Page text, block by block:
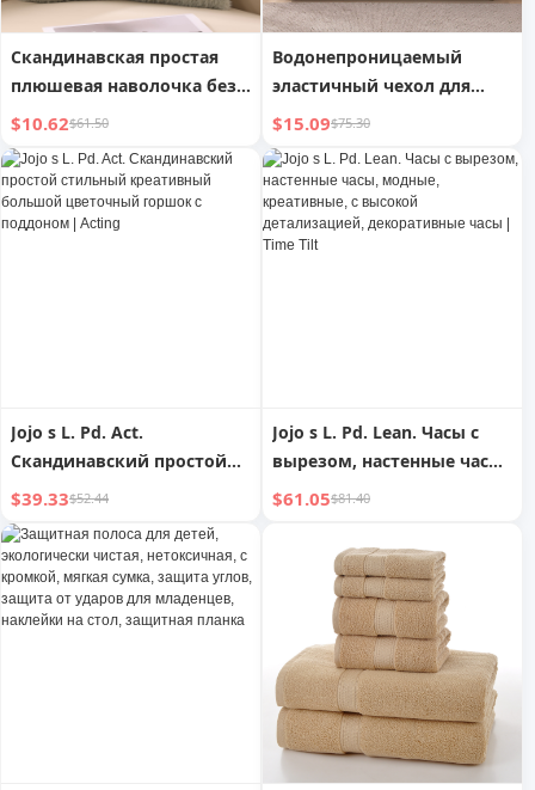
Скандинавская простая
плюшевая наволочка без
внутреннего наполнения
$10.62$61.50
Водонепроницаемый
эластичный чехол для
дивана с принтом на все
сезоны, полностью
охватывающий
$15.09$75.30
Jojo s L. Pd. Act.
Скандинавский простой
стильный креативный
большой цветочный
горшок с поддоном |
Acting
$39.33$52.44
Jojo s L. Pd. Lean. Часы с
вырезом, настенные часы,
модные, креативные, с
декоративные часы | Time
$61.05$81.40